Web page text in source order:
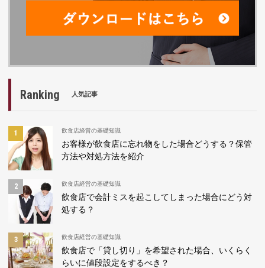
Ranking 人気記事
飲食店経営の基礎知識
お客様が飲食店に忘れ物をした場合どうする？保管
方法や対処方法を紹介
飲食店経営の基礎知識
飲食店で会計ミスを起こしてしまった場合にどう対
処する？
飲食店経営の基礎知識
飲食店で「貸し切り」を希望された場合、いくらく
らいに値段設定をするべき？